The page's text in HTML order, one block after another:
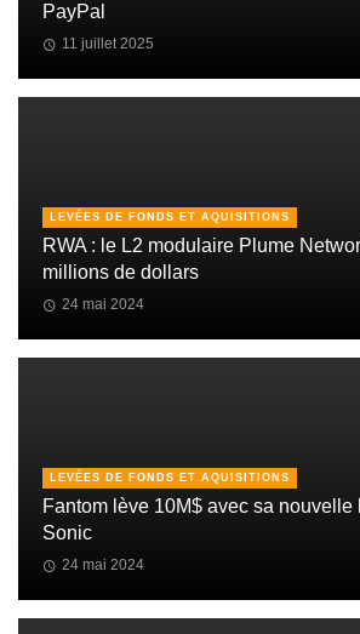
PayPal
11 juillet 2025
LEVÉES DE FONDS ET AQUISITIONS
RWA : le L2 modulaire Plume
millions de dollars
24 mai 2024
LEVÉES DE FONDS ET AQUISITIONS
Fantom lève 10M$ avec sa nouvelle
Sonic
24 mai 2024